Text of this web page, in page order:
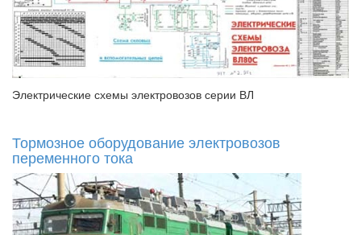
Электрические схемы электровозов серии ВЛ
Тормозное оборудование электровозов
переменного тока